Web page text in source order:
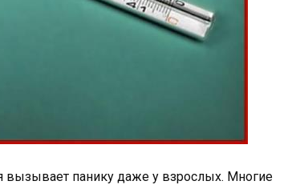
вызывает панику даже у взрослых. Многие